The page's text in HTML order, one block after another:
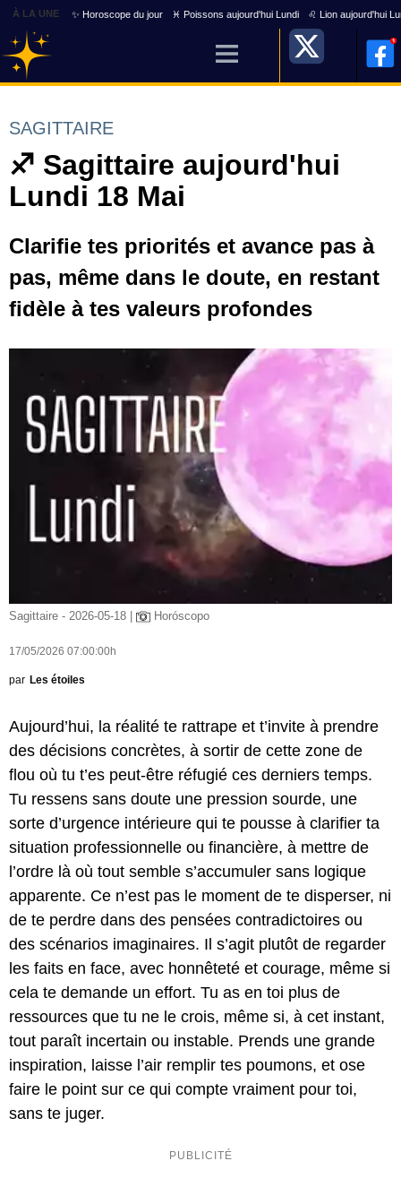
À LA UNE ✨ Horoscope du jour ♓ Poissons aujourd'hui Lundi ♌ Lion aujourd'hui
SAGITTAIRE
♐ Sagittaire aujourd'hui
Lundi 18 Mai
Clarifie tes priorités et avance pas à
pas, même dans le doute, en restant
fidèle à tes valeurs profondes
Sagittaire - 2026-05-18 | Horóscopo
17/05/2026 07:00:00h
par Les étoiles
Aujourd’hui, la réalité te rattrape et t’invite à prendre
des décisions concrètes, à sortir de cette zone de
flou où tu t’es peut-être réfugié ces derniers temps.
Tu ressens sans doute une pression sourde, une
sorte d’urgence intérieure qui te pousse à clarifier ta
situation professionnelle ou financière, à mettre de
l’ordre là où tout semble s’accumuler sans logique
apparente. Ce n’est pas le moment de te disperser, ni
de te perdre dans des pensées contradictoires ou
des scénarios imaginaires. Il s’agit plutôt de regarder
les faits en face, avec honnêteté et courage, même si
cela te demande un effort. Tu as en toi plus de
ressources que tu ne le crois, même si, à cet instant,
tout paraît incertain ou instable. Prends une grande
inspiration, laisse l’air remplir tes poumons, et ose
faire le point sur ce qui compte vraiment pour toi,
sans te juger.